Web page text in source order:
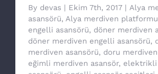
By devas | Ekim 7th, 2017 | Alya
asansörü, Alya merdiven platformu
engelli asansörü, döner merdiven
döner merdiven engelli asansörü,
merdiven asansörü, doru
eğimli merdiven asansör, elektrikli